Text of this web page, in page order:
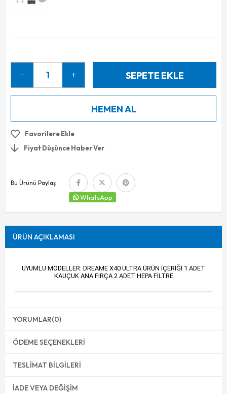
Favorilere Ekle
Fiyat Düşünce Haber Ver
Bu Ürünü Paylaş :
WhatsApp
ÜRÜN AÇIKLAMASI
UYUMLU MODELLER: DREAME X40 ULTRA ÜRÜN İÇERİĞİ 1 ADET
KAUÇUK ANA FIRÇA 2 ADET HEPA FİLTRE
YORUMLAR(0)
ÖDEME SEÇENEKLERI
TESLIMAT BILGILERI
İADE VEYA DEĞIŞIM